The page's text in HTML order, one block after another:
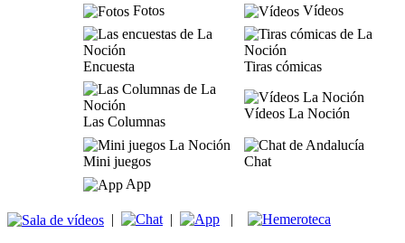
Fotos
Vídeos
Encuesta Tiras cómicas
Las Columnas
Vídeos La Noción
Mini juegos
Chat
App
| | |